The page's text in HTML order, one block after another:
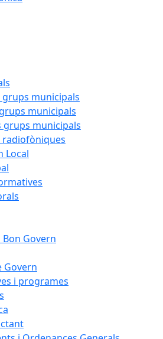
municipals
municipals
grups municipals
radiofòniques
Local
Govern
Govern
i programes